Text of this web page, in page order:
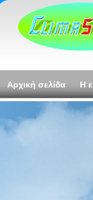
Αρχική σελίδα Η